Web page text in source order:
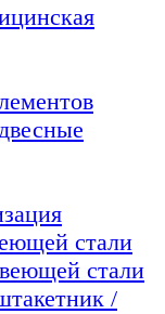
стали
стали
/